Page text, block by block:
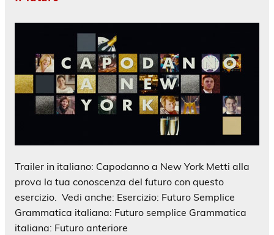
Trailer in italiano: Capodanno a New York Metti alla
prova la tua conoscenza del futuro con questo
esercizio. Vedi anche: Esercizio: Futuro Semplice
Grammatica italiana: Futuro semplice Grammatica
italiana: Futuro anteriore